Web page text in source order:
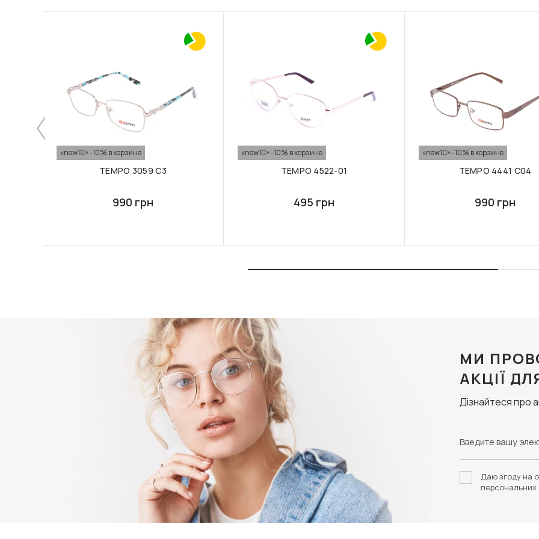
«new10» -10% в корзине
TEMPO 3059 C3
990 грн
«new10» -10% в корзине
TEMPO 4522-01
495 грн
«new10» -10% в корзине
TEMPO 4441 C04
990 грн
МИ
АКЦІЇ
Дізнайтеся про
Даю згоду на